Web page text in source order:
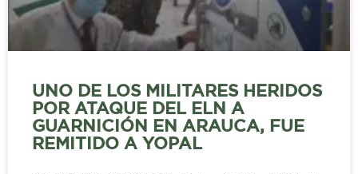
UNO DE LOS MILITARES HERIDOS
POR ATAQUE DEL ELN A
GUARNICIÓN EN ARAUCA, FUE
REMITIDO A YOPAL